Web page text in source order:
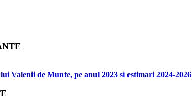
de Munte, pe anul 2023 si estimari 2024-2026